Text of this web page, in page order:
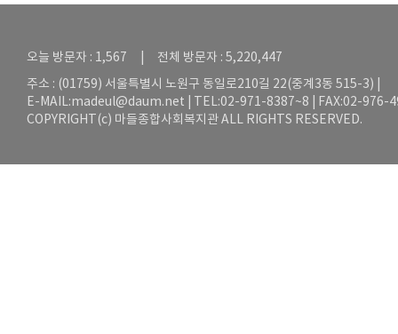
오늘 방문자 : 1,567 | 전체 방문자 : 5,220,447
주소 : (01759) 서울특별시 노원구 동일로210길 22(중계3동 515-3) |
E-MAIL:madeul@daum.net | TEL:02-971-8387~8 | FAX:02-976-
COPYRIGHT(c) 마들종합사회복지관 ALL RIGHTS RESERVED.